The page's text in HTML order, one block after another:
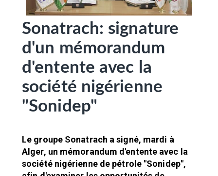
Sonatrach: signature
d'un mémorandum
d'entente avec la
société nigérienne
"Sonidep"
Le groupe Sonatrach a signé, mardi à
Alger, un mémorandum d'entente avec la
société nigérienne de pétrole "Sonidep",